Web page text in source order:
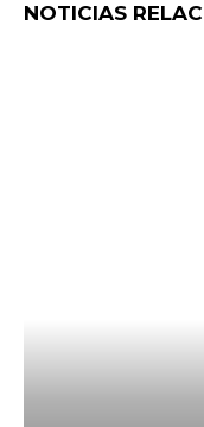
NOTICIAS